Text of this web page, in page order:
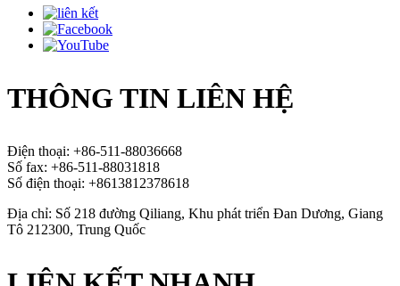
THÔNG TIN LIÊN HỆ
Điện thoại: +86-511-88036668
Số fax: +86-511-88031818
Số điện thoại: +8613812378618
Địa chỉ: Số 218 đường Qiliang, Khu phát triển Đan Dương, Giang
Tô 212300, Trung Quốc